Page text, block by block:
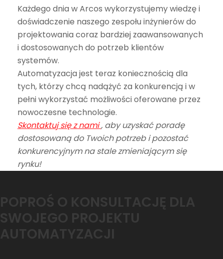
Każdego dnia w Arcos wykorzystujemy wiedzę i
doświadczenie naszego zespołu inżynierów do
projektowania coraz bardziej zaawansowanych
i dostosowanych do potrzeb klientów
systemów.
Automatyzacja jest teraz koniecznością dla
tych, którzy chcą nadążyć za konkurencją i w
pełni wykorzystać możliwości oferowane przez
nowoczesne technologie.
Skontaktuj się z nami, aby uzyskać poradę
dostosowaną do Twoich potrzeb i pozostać
konkurencyjnym na stale zmieniającym się
rynku!
POPROŚ O KONSULTACJĘ DLA
SWOJEGO PROJEKTU
AUTOMATYZACJI